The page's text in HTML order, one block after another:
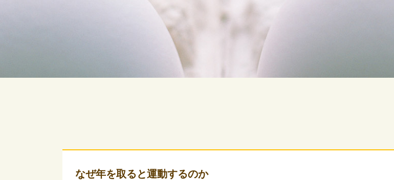
なぜ年を取ると運動するのか